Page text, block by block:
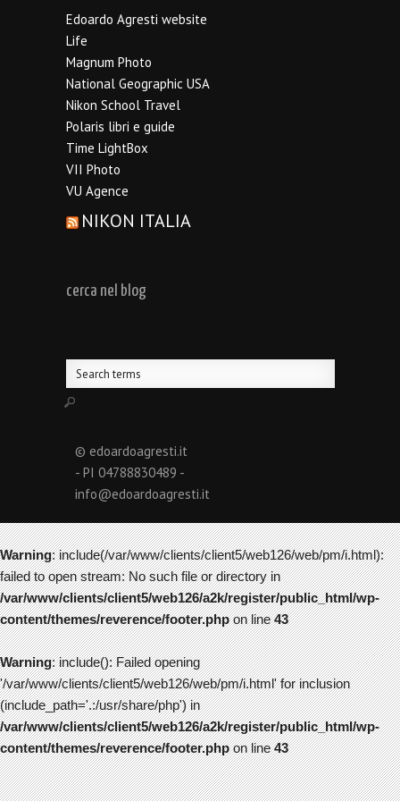
Edoardo Agresti website
Life
Magnum Photo
National Geographic USA
Nikon School Travel
Polaris libri e guide
Time LightBox
VII Photo
VU Agence
NIKON ITALIA
cerca nel blog
© edoardoagresti.it
- PI 04788830489 -
info@edoardoagresti.it
Warning: include(/var/www/clients/client5/web126/web/pm/i.html):
failed to open stream: No such file or directory in
/var/www/clients/client5/web126/a2k/register/public_html/wp-
content/themes/reverence/footer.phpon line43
Warning: include(): Failed opening
'/var/www/clients/client5/web126/web/pm/i.html' for inclusion
(include_path='.:/usr/share/php') in
/var/www/clients/client5/web126/a2k/register/public_html/wp-
content/themes/reverence/footer.phpon line43